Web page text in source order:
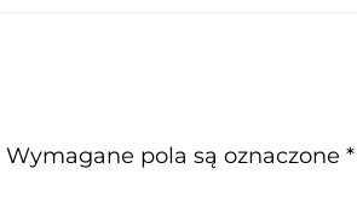
Wymagane pola są oznaczone *